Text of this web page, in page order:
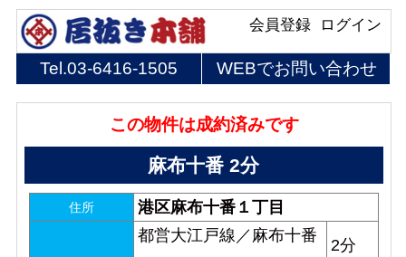
ログイン
会員登録
Tel.03-6416-1505 WEBでお問い合わせ
この物件は成約済みです
麻布十番 2分
住所 港区麻布十番１丁目
都営大江戸線／麻布十番
2分